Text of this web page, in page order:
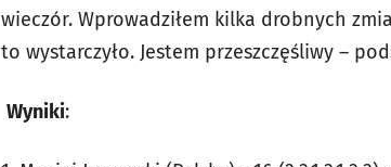
wieczór. Wprowadziłem kilka drobnych
to wystarczyło. Jestem przeszczęśliwy –
Wyniki: